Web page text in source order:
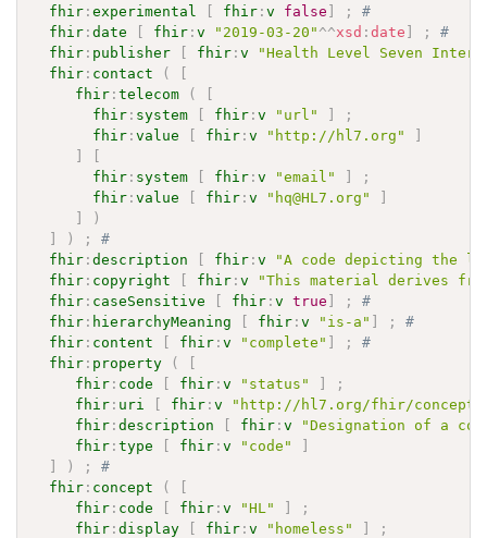
fhir :experimental fhir :v false ;
#
fhir :date fhir :v "2019-03-20" ^^xsd :date ;
#
fhir : publisher fhir :v
"Health Level Seven
fhir : contact (
fhir :telecom (
fhir : system fhir :v "url"
;
fhir :value fhir :v "http://hl7.org"
fhir : system fhir :v "email"
;
fhir :value fhir :v "hq@HL7.org"
)
) ;
#
fhir :description fhir :v
"A code depicting the
fhir : copyright fhir :v
"This material derives
fhir : caseSensitive fhir :v true ;
#
fhir : hierarchyMeaning fhir :v "is-a" ;
#
fhir : content fhir :v "complete" ;
#
fhir : property (
fhir : code fhir :v "status"
;
fhir : uri fhir :v
"http://hl7.org/fhir/concept-
fhir :description fhir :v
"Designation of a
fhir :type fhir :v "code"
) ;
#
fhir : concept (
fhir : code fhir :v "HL"
;
fhir :display fhir :v "homeless"
;